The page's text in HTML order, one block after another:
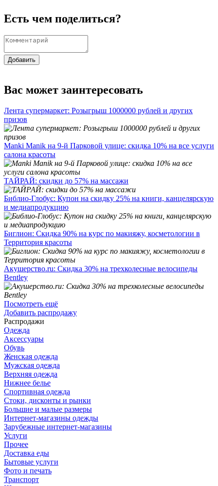
Есть чем поделиться?
Добавить
Вас может заинтересовать
Лента супермаркет: Розыгрыш 1000000 рублей и других
призов
Manki Manik на 9-й Парковой улице: скидка 10% на все услуги
салона красоты
ТАЙРАЙ: скидки до 57% на массажи
Библио-Глобус: Купон на скидку 25% на книги, канцелярскую
и медиапродукцию
Биглион: Скидка 90% на курс по макияжу, косметологии в
Территория красоты
Акушерство.ru: Скидка 30% на трехколесные велосипеды
Bentley
Посмотреть ещё
Добавить распродажу
Распродажи
Одежда
Аксессуары
Обувь
Женская одежда
Мужская одежда
Верхняя одежда
Нижнее белье
Спортивная одежда
Стоки, дисконты и рынки
Большие и малые размеры
Интернет-магазины одежды
Зарубежные интернет-магазины
Услуги
Прочее
Доставка еды
Бытовые услуги
Фото и печать
Транспорт